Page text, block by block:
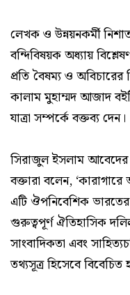
লেখক ও উন্নয়নকর্মী
বন্দিবিষয়ক অধ্যায়
প্রতি বৈষম্য ও
কালাম মুহাম্মদ আজাদ
যাত্রা সম্পর্কে বক্তব্য দেন।
সিরাজুল ইসলাম
বক্তারা বলেন,
এটি ঔপনিবেশিক ভারতের
গুরুত্বপূর্ণ ঐতিহাসিক
সাংবাদিকতা এবং
তথ্যসূত্র হিসেবে